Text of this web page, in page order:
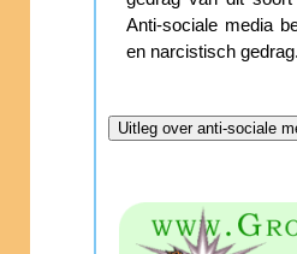
Anti-sociale media
en narcistisch gedrag.